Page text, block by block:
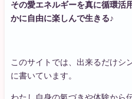
その愛エネルギーを真に循環
かに自由に楽しんで生きる♪
このサイトでは、出来るだけシ
に書いています。